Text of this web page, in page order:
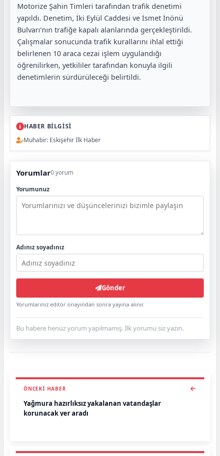
Motorize Şahin Timleri tarafından trafik denetimi
yapıldı. Denetim, İki Eylül Caddesi ve İsmet İnönü
Bulvarı’nın trafiğe kapalı alanlarında gerçekleştirildi.
Çalışmalar sonucunda trafik kurallarını ihlal ettiği
belirlenen 10 araca cezai işlem uygulandığı
öğrenilirken, yetkililer tarafından konuyla ilgili
denetimlerin sürdürüleceği belirtildi.
HABER BİLGİSİ
Muhabir: Eskişehir İlk Haber
Yorumlar0 yorum
Yorumunuz
Adınız soyadınız
Gönder
Yorumlarınız editör onayından sonra yayına alınır.
Bu habere henüz yorum yapılmamış. İlk yorumu siz yazın.
ÖNCEKI HABER
Yağmura hazırlıksız yakalanan vatandaşlar
korunacak yer aradı